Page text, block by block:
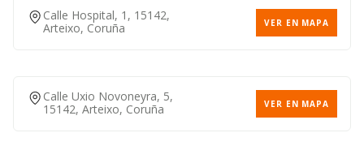
Calle Hospital, 1, 15142,
Arteixo, Coruña
VER EN MAPA
Calle Uxio Novoneyra, 5,
15142, Arteixo, Coruña
VER EN MAPA